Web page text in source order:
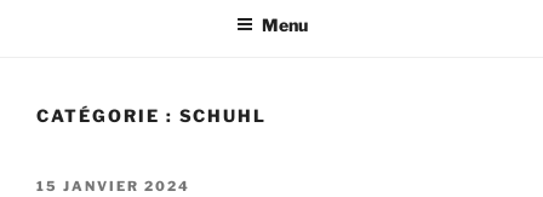
Menu
CATÉGORIE : SCHUHL
PUBLIÉ
15 JANVIER 2024